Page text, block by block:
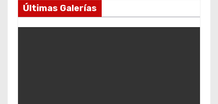
Últimas Galerías